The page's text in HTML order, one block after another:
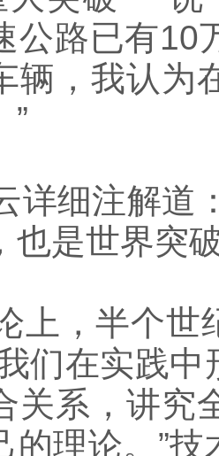
公路已有10
辆，我认为
”
细注解道
也是世界突
，半个世
们在实践
关系，讲究
的理论。”